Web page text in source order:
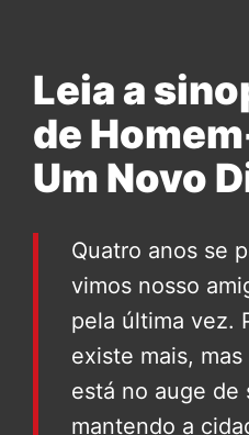
Leia a
de
Um Novo
Quatro anos se
vimos nosso
pela última vez.
existe mais,
está no auge de
mantendo a